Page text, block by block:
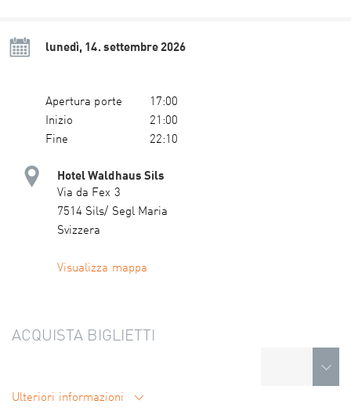
lunedì, 14. settembre 2026
Apertura porte
17:00
Inizio
21:00
Fine
22:10
Hotel Waldhaus Sils
Via da Fex 3
7514 Sils/ Segl Maria
Svizzera
Visualizza mappa
ACQUISTA BIGLIETTI
Ulteriori informazioni